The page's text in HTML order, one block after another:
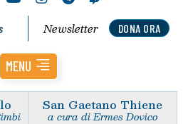
DONA ORA
Newsletter
MENU
San Gaetano Thiene
a cura di Ermes Dovico